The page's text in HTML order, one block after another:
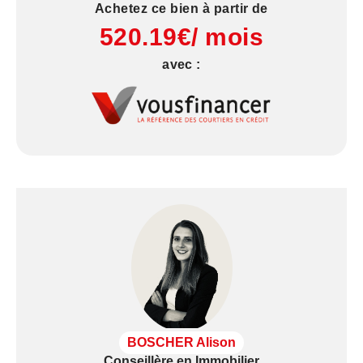
indexés sur l'année 2024.
Les informations sur les risques auxquels ce bien
: www.georisques.gouv.fr.
Achetez ce bien à partir de
520.19€/ mois
avec :
BOSCHER Alison